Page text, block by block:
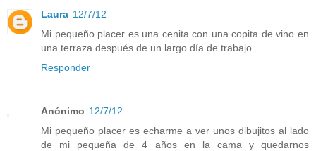
Laura 12/7/12
Mi pequeño placer es una cenita con una copita de vino en
una terraza después de un largo día de trabajo.
Responder
Anónimo 12/7/12
Mi pequeño placer es echarme a ver unos dibujitos al lado
de mi pequeña de 4 años en la cama y quedarnos